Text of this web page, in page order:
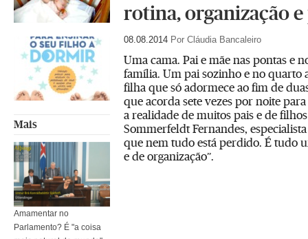
rotina, organização
08.08.2014 Por Cláudia Bancaleiro
Uma cama. Pai e mãe nas pontas e
família. Um pai sozinho e no quarto
filha que só adormece ao fim de
que acorda sete vezes por noite
a realidade de muitos pais e de
Sommerfeldt Fernandes,
que nem tudo está perdido. É tudo
e de organização”.
Mais
Amamentar no
Parlamento? É "a coisa